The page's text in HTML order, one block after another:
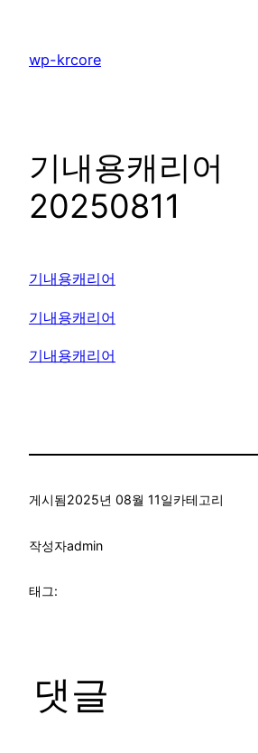
wp-krcore
기내용캐리어
20250811
기내용캐리어
기내용캐리어
기내용캐리어
게시됨2025년 08월 11일카테고리
작성자admin
태그:
댓글